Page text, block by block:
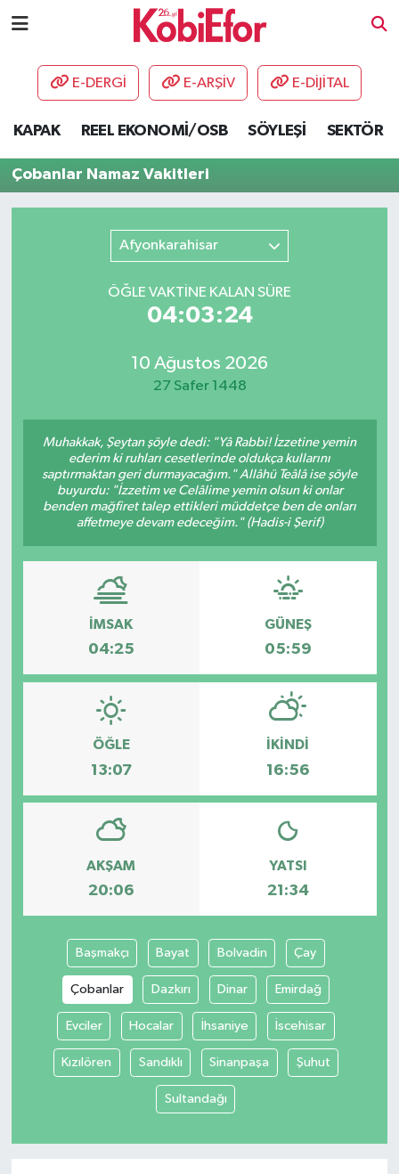
E-DERGİ E-ARŞİV E-DİJİTAL
KAPAK REEL EKONOMİ/OSB SÖYLEŞİ SEKTÖR
Çobanlar Namaz Vakitleri
Afyonkarahisar
ÖĞLE VAKTİNE KALAN SÜRE
04:03:24
10 Ağustos 2026
27 Safer 1448
Muhakkak, Şeytan şöyle dedi: "Yâ Rabbi! İzzetine yemin
ederim ki ruhları cesetlerinde oldukça kullarını
saptırmaktan geri durmayacağım." Allâhü Teâlâ ise şöyle
buyurdu: "İzzetim ve Celâlime yemin olsun ki onlar
benden mağfiret talep ettikleri müddetçe ben de onları
affetmeye devam edeceğim." (Hadis-i Şerif)
İMSAK
04:25
GÜNEŞ
05:59
ÖĞLE
13:07
İKINDI
16:56
AKŞAM
20:06
YATSI
21:34
Başmakçı Bayat Bolvadin Çay
Çobanlar Dazkırı Dinar Emirdağ
Evciler Hocalar İhsaniye İscehisar
Kızılören Sandıklı Sinanpaşa Şuhut
Sultandağı
AKADEMİ
DESTEK-TEŞVİK
HABERLER
ŞİRKET PANO
SÖYLEŞİ